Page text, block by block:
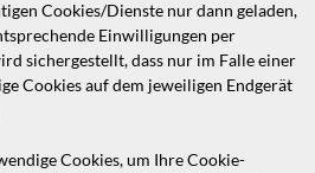
Cookies/Dienste nur dann geladen,
Einwilligungen per
sichergestellt, dass nur im Falle einer
Cookies auf dem jeweiligen Endgerät
Cookies, um Ihre Cookie-